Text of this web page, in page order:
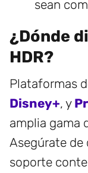
sean
¿Dónde
HDR?
Plataformas
Disney+, y
amplia gama
Asegúrate de
soporte